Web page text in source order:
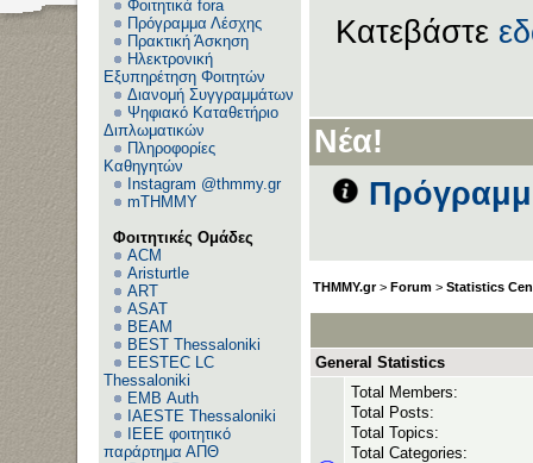
Φοιτητικά fora
Πρόγραμμα Λέσχης
Πρακτική Άσκηση
Ηλεκτρονική
Εξυπηρέτηση Φοιτητών
Διανομή Συγγραμμάτων
Ψηφιακό Καταθετήριο
Διπλωματικών
Πληροφορίες
Καθηγητών
Instagram @thmmy.gr
mTHMMY
Φοιτητικές Ομάδες
ACM
Aristurtle
ART
ASAT
BEAM
BEST Thessaloniki
EESTEC LC
Thessaloniki
EΜΒ Auth
IAESTE Thessaloniki
IEEE φοιτητικό
παράρτημα ΑΠΘ
Κατεβάστε
Νέα!
THMMY.gr> Forum > Statistics
General Statistics
Total Members:
Total Posts:
Total Topics:
Total Categories: